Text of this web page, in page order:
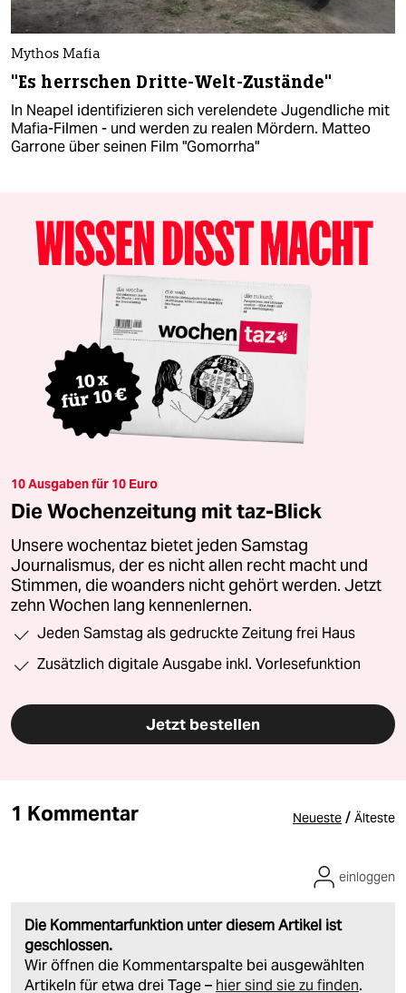
Mythos Mafia
"Es herrschen Dritte-Welt-Zustände"
In Neapel identifizieren sich verelendete Jugendliche mit
Mafia-Filmen - und werden zu realen Mördern. Matteo
Garrone über seinen Film "Gomorrha"
10 Ausgaben für 10 Euro
Die Wochenzeitung mit taz-Blick
Unsere wochentaz bietet jeden Samstag
Journalismus, der es nicht allen recht macht und
Stimmen, die woanders nicht gehört werden. Jetzt
zehn Wochen lang kennenlernen.
Jeden Samstag als gedruckte Zeitung frei Haus
Zusätzlich digitale Ausgabe inkl. Vorlesefunktion
Jetzt bestellen
1 Kommentar Neueste / Älteste
Die Kommentarfunktion unter diesem Artikel ist
geschlossen.
Wir öffnen die Kommentarspalte bei ausgewählten
Artikeln für etwa drei Tage – hier sind sie zu finden.
einloggen